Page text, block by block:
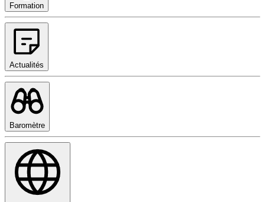
Formation
Actualités
Baromètre